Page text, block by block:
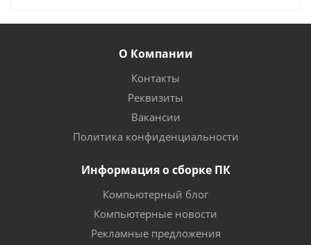
О Компании
Контакты
Реквизиты
Вакансии
Политика конфиденциальности
Информация о сборке ПК
Компьютерный блог
Компьютерные новости
Рекламные предложения